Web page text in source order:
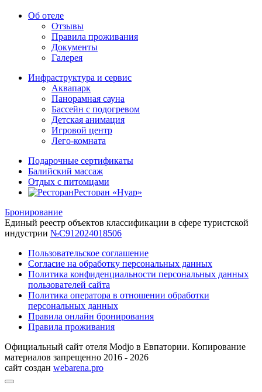
Об отеле
Отзывы
Правила проживания
Документы
Галерея
Инфраструктура и сервис
Аквапарк
Панорамная сауна
Бассейн с подогревом
Детская анимация
Игровой центр
Лего-комната
Подарочные сертификаты
Балийский массаж
Отдых с питомцами
Ресторан «Нуар»
Бронирование
Единый реестр объектов классификации в сфере туристской
индустрии №С912024018506
Пользовательское соглашение
Согласие на обработку персональных данных
Политика конфиденциальности персональных данных
пользователей сайта
Политика оператора в отношении обработки
персональных данных
Правила онлайн бронирования
Правила проживания
Официальный сайт отеля Modjo в Евпатории. Копирование
материалов запрещенно 2016 - 2026
сайт создан webarena.pro